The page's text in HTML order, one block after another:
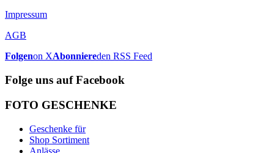
Impressum
AGB
Folgenon XAbonniereden RSS Feed
Folge uns auf Facebook
FOTO GESCHENKE
Geschenke für
Shop Sortiment
Anlässe